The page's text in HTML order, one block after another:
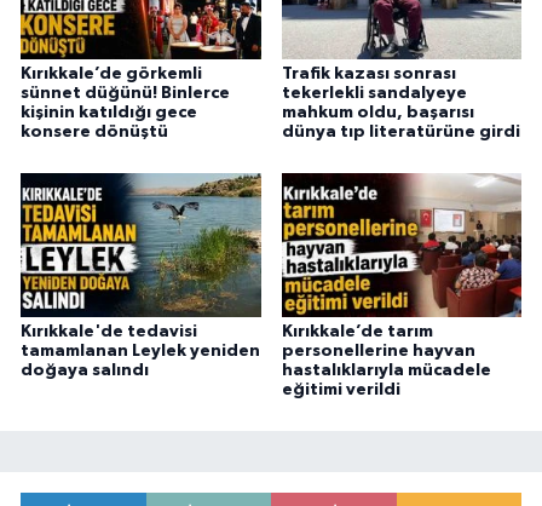
Kırıkkale’de görkemli
sünnet düğünü! Binlerce
kişinin katıldığı gece
konsere dönüştü
Trafik kazası sonrası
tekerlekli sandalyeye
mahkum oldu, başarısı
dünya tıp literatürüne girdi
Kırıkkale'de tedavisi
tamamlanan Leylek yeniden
doğaya salındı
Kırıkkale’de tarım
personellerine hayvan
hastalıklarıyla mücadele
eğitimi verildi